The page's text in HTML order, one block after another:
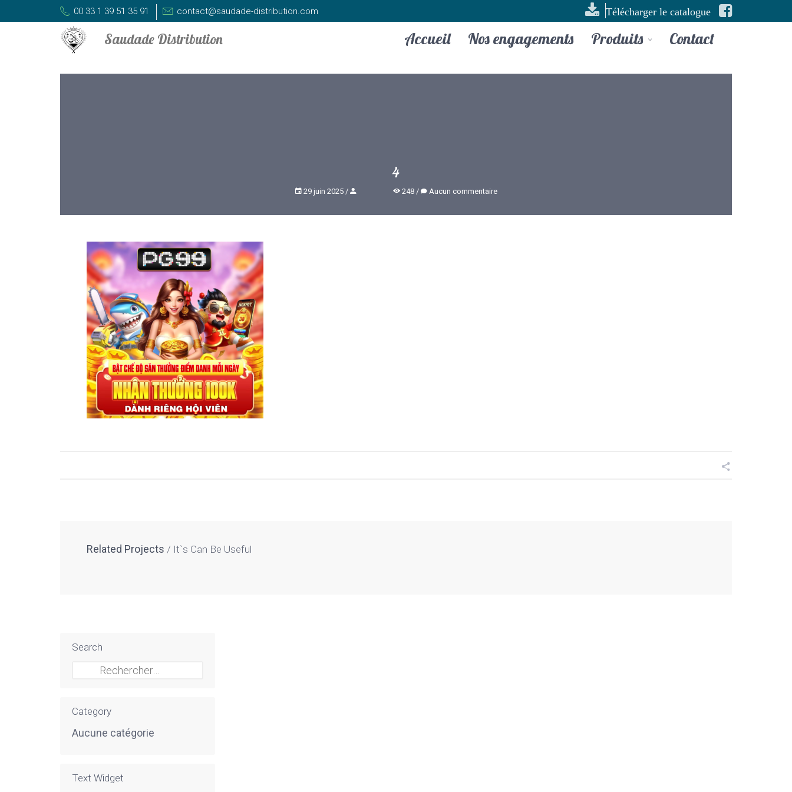
00 33 1 39 51 35 91 contact@saudade-distribution.com Télécharger le catalogue
Accueil Nos engagements Produits Contact
4
29 juin 2025 248 Aucun commentaire
Related Projects It`s Can Be Useful
Search
Rechercher :
Category
Aucune catégorie
Text Widget